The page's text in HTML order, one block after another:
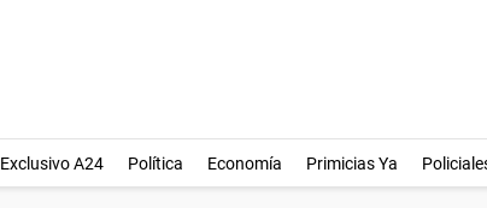
Exclusivo A24 Política Economía Primicias Ya